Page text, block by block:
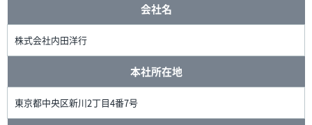
会社名
株式会社内田洋行
本社所在地
東京都中央区新川2丁目4番7号